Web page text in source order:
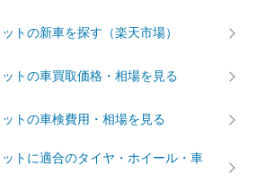
トの新車を探す（楽天市場）
トの車買取価格・相場を見る
トの車検費用・相場を見る
トに適合のタイヤ・ホイール・車